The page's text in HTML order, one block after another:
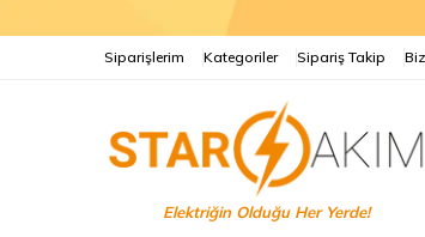
Siparişlerim Kategoriler Sipariş Takip
Elektriğin Olduğu Her Yerde!